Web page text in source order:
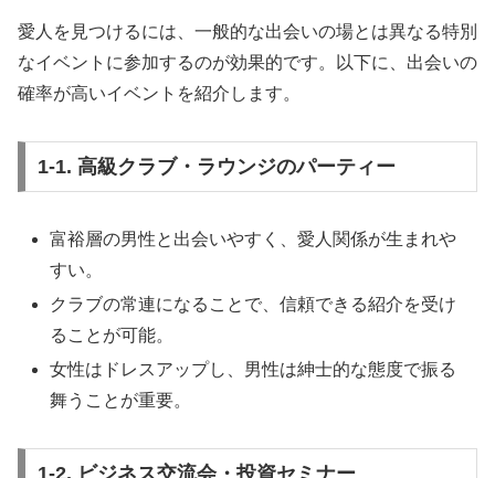
愛人を見つけるには、一般的な出会いの場とは異なる特別
なイベントに参加するのが効果的です。以下に、出会いの
確率が高いイベントを紹介します。
1-1. 高級クラブ・ラウンジのパーティー
富裕層の男性と出会いやすく、愛人関係が生まれや
すい。
クラブの常連になることで、信頼できる紹介を受け
ることが可能。
女性はドレスアップし、男性は紳士的な態度で振る
舞うことが重要。
1-2. ビジネス交流会・投資セミナー